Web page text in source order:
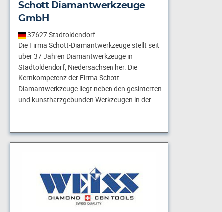
Schott Diamantwerkzeuge
GmbH
37627 Stadtoldendorf
Die Firma Schott-Diamantwerkzeuge stellt seit
über 37 Jahren Diamantwerkzeuge in
Stadtoldendorf, Niedersachsen her. Die
Kernkompetenz der Firma Schott-
Diamantwerkzeuge liegt neben den gesinterten
und kunstharzgebunden Werkzeugen in der…